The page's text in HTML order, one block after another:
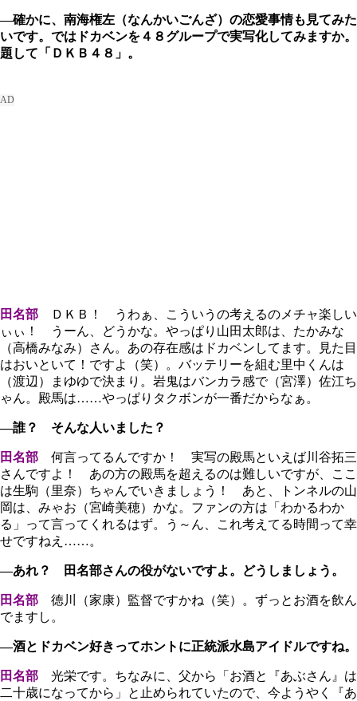
―確かに、南海権左（なんかいごんざ）の恋愛事情も見てみた
いです。ではドカベンを４８グループで実写化してみますか。
題して「ＤＫＢ４８」。
田名部 ＤＫＢ！ うわぁ、こういうの考えるのメチャ楽しい
ぃぃ！ うーん、どうかな。やっぱり山田太郎は、たかみな
（高橋みなみ）さん。あの存在感はドカベンしてます。見た目
はおいといて！ですよ（笑）。バッテリーを組む里中くんは
（渡辺）まゆゆで決まり。岩鬼はバンカラ感で（宮澤）佐江ち
ゃん。殿馬は……やっぱりタクボンが一番だからなぁ。
―誰？ そんな人いました？
田名部
何言ってるんですか！ 実写の殿馬といえば川谷拓三
さんですよ！ あの方の殿馬を超えるのは難しいですが、ここ
は生駒（里奈）ちゃんでいきましょう！ あと、トンネルの山
岡は、みゃお（宮崎美穂）かな。ファンの方は「わかるわか
る」って言ってくれるはず。う～ん、これ考えてる時間って幸
せですねえ……。
―あれ？ 田名部さんの役がないですよ。どうしましょう。
田名部 徳川（家康）監督ですかね（笑）。ずっとお酒を飲ん
でますし。
―酒とドカベン好きってホントに正統派水島アイドルですね。
田名部 光栄です。ちなみに、父から「お酒と『あぶさん』は
二十歳になってから」と止められていたので、今ようやく『あ